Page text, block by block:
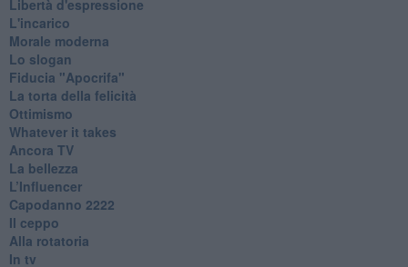
Libertà d'espressione
L'incarico
Morale moderna
Lo slogan
Fiducia "Apocrifa"
La torta della felicità
Ottimismo
Whatever it takes
Ancora TV
La bellezza
L’Influencer
​Capodanno 2222
Il ceppo
Alla rotatoria
In tv